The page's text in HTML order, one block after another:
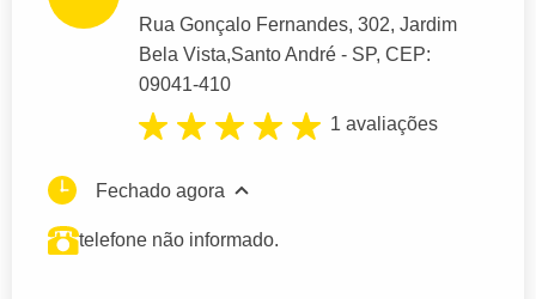
Rua Gonçalo Fernandes, 302, Jardim
Bela Vista,Santo André - SP, CEP:
09041-410
1 avaliações
Fechado agora
telefone não informado.